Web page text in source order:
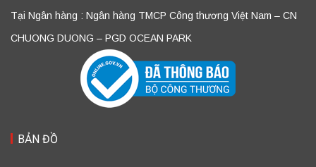
Tại Ngân hàng : Ngân hàng TMCP Công thương Việt Nam – CN
CHUONG DUONG – PGD OCEAN PARK
BẢN ĐỒ